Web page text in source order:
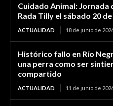
Cuidado Animal:
Rada Tilly el sábado 20
ACTUALIDAD 18 de junio de
Histórico fallo en Río
una perra como ser
compartido
ACTUALIDAD 11 de junio de